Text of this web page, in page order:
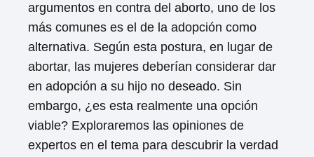
argumentos en contra del aborto, uno de los
más comunes es el de la adopción como
alternativa. Según esta postura, en lugar de
abortar, las mujeres deberían considerar dar
en adopción a su hijo no deseado. Sin
embargo, ¿es esta realmente una opción
viable? Exploraremos las opiniones de
expertos en el tema para descubrir la verdad